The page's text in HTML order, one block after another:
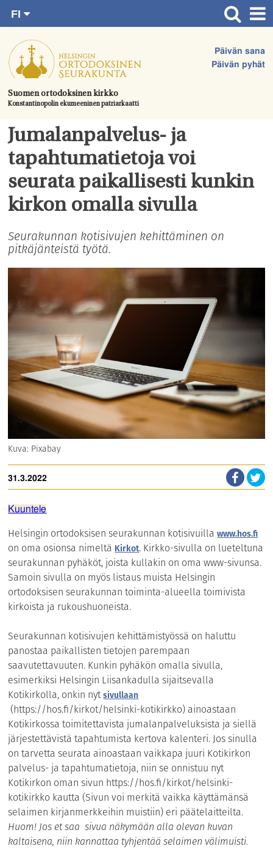
suoraan
sisältöön.
Suomen ortodoksinen kirkko
Konstantinopolin ekumeeninen patriarkaatti
Päivän sana
Päivän pyhät
FI
SV
EN
UA
Etusivu
Ajankohtaista
Juhlat & toimitukset
Kirkot
Apua & tukea
Tule mukaan
Hautausmaa
Jumalanpalvelus- ja
tapahtumatietoja voi
seurata paikallisesti kunkin
kirkon omalla sivulla
Seurakunnan kotisivujen kehittäminen on
pitkäjänteistä työtä.
Kuva: Pixabay
31.3.2022
Kuuntele
Helsingin ortodoksisen seurakunnan kotisivuillawww.hos.fi
on oma osionsa nimeltä Kirkot. Kirkko-sivulla on lueteltuna
seurakunnan pyhäköt, joista kullakin on oma www-sivunsa.
Samoin sivulla on myös listaus muista Helsingin
ortodoksisen seurakunnan toiminta-alueella toimivista
kirkoista ja rukoushuoneista.
Seurakunnan kotisivujen kehittämistyössä on haluttu
panostaa paikallisten tietojen parempaan
saavutettavuuten. Kunkin pyhäkön omalla sivulla,
esimerkiksi Helsingin Liisankadulla sijaitsevalla
Kotikirkolla, onkin nytsivullaan
(https://hos.fi/kirkot/helsinki-kotikirkko) ainoastaan
Kotikirkossa toimitettavista jumalanpalveluksista ja siellä
järjestettävistä tapahtumista kertova kalenteri. Jos sinulla
on tarvetta seurata ainoastaan vaikkapa juuri Kotikirkon
palvelus- ja tapahtumatietoja, niin se onnistuu nyt
Kotikirkon oman sivun https://hos.fi/kirkot/helsinki-
kotikirkko kautta (Sivun voi merkitä vaikka käyttämänsä
selaimen kirjanmerkkeihin muistiin) eri päätelaitteilta.
Huom! Jos et saa sivua näkymään alla olevan kuvan
kaltaisena, niin kannattaa tyhjentää selaimen välimuisti.